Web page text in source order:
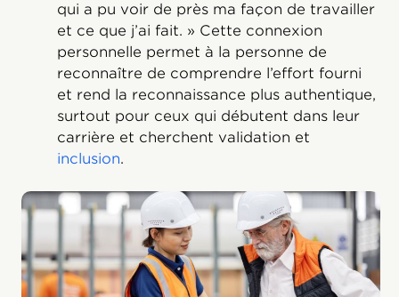
qui a pu voir de près ma façon de travailler
et ce que j’ai fait. » Cette connexion
personnelle permet à la personne de
reconnaître de comprendre l’effort fourni
et rend la reconnaissance plus authentique,
surtout pour ceux qui débutent dans leur
carrière et cherchent validation et
inclusion.